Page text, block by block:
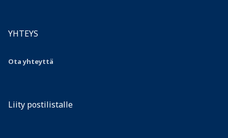
YHTEYS
Ota yhteyttä
Liity postilistalle